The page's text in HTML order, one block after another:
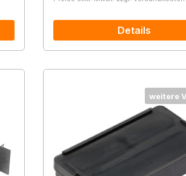
Details
weitere